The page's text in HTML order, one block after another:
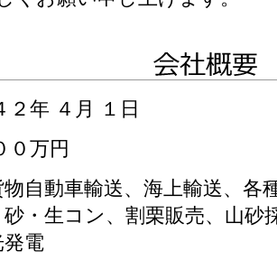
２年 ４月 １日
０万円
自動車輸送、海上輸送、各
・生コン、割栗販売、山砂
発電